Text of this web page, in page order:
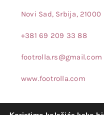
Novi Sad, Srbija, 21000
+381 69 209 33 88
footrolla.rs@gmail.com
www.footrolla.com